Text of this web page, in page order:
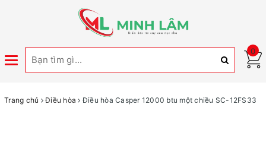
Toggle
0
Trang chủ Điều hòa Điều hòa Casper 12000 btu một chiều SC-12FS33